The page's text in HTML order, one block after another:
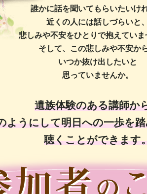
誰かに話を聞いてもらいたいけれ
近くの人には話しづらいと、
悲しみや不安をひとりで抱えていま
そして、この悲しみや不安から
いつか抜け出したいと
思っていませんか。
遺族体験のある講師か
ようにして明日への一歩を
聴くことができます